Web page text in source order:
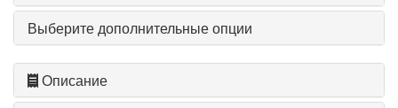
Выберите дополнительные опции
Описание